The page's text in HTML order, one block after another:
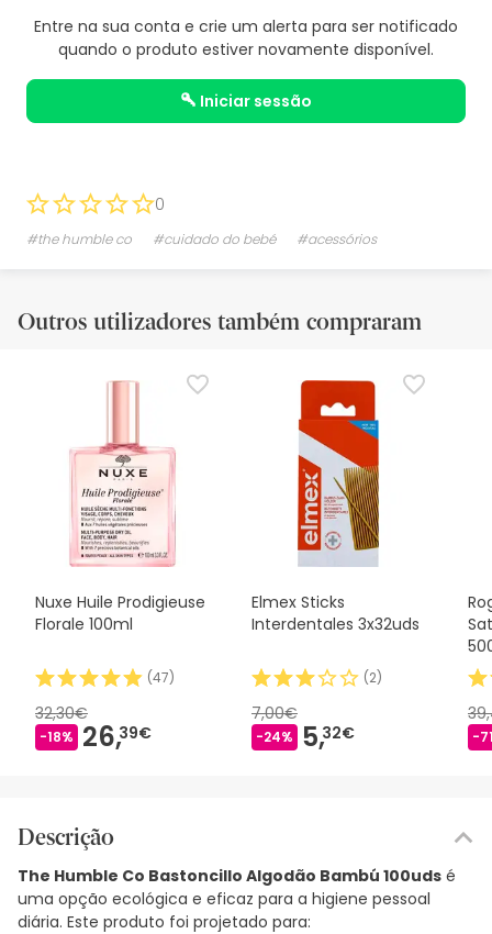
Entre na sua conta e crie um alerta para ser notificado
quando o produto estiver novamente disponível.
iniciar sessão
0
#the humble co #cuidado do bebé #acessórios
Outros utilizadores também compraram
Nuxe Huile Prodigieuse
Florale 100ml
(47)
32,30€
-18% 26,39€
Elmex Sticks
Interdentales 3x32uds
(2)
7,00€
-24% 5,32€ -
Descrição
The Humble Co Bastoncillo Algodão Bambú 100uds é
uma opção ecológica e eficaz para a higiene pessoal
diária. Este produto foi projetado para: